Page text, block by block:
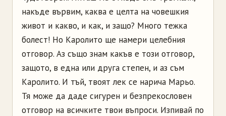
накъде вървим, каква е целта на човешкия
живот и какво, и как, и защо? Много тежка
болест! Но Каролито ще намери целебния
отговор. Аз също знам какъв е този отговор,
защото, в една или друга степен, и аз съм
Каролито. И тъй, твоят лек се нарича Марьо.
Тя може да даде сигурен и безпрекословен
отговор на всичките твои въпроси. Изпивай по